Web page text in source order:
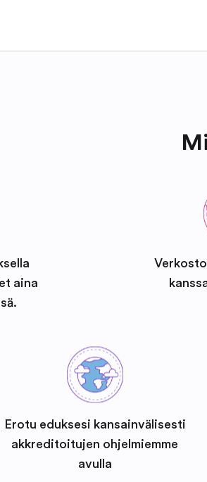
aina
Erotu eduksesi kansainvälisesti
akkreditoitujen ohjelmiemme
avulla